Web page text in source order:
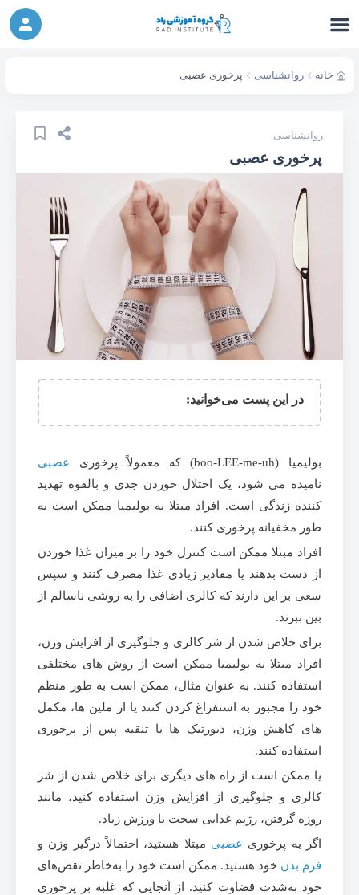
شرکت در ورکشاپ آنلاین
خانه روانشناسی پرخوری عصبی
روانشناسی
پرخوری عصبی
در این پست می‌خوانید:
بولیمیا (boo-LEE-me-uh) که معمولاً پرخوری
عصبی
نامیده می شود، یک اختلال خوردن جدی و بالقوه تهدید
کننده زندگی است. افراد مبتلا به بولیمیا ممکن است به
طور مخفیانه پرخوری کنند.
افراد مبتلا ممکن است کنترل خود را بر میزان غذا خوردن
از دست بدهند یا مقادیر زیادی غذا مصرف کنند و سپس
سعی بر این دارند که کالری اضافی را به روشی ناسالم از
بین ببرند.
برای خلاص شدن از شر کالری و جلوگیری از افزایش وزن،
افراد مبتلا به بولیمیا ممکن است از روش های مختلفی
استفاده کنند. به عنوان مثال، ممکن است به طور منظم
خود را مجبور به استفراغ کردن کنند یا از ملین ها، مکمل
های کاهش وزن، دیورتیک ها یا تنقیه پس از پرخوری
استفاده کنند.
یا ممکن است از راه های دیگری برای خلاص شدن از شر
کالری و جلوگیری از افزایش وزن استفاده کنید، مانند
روزه گرفتن، رژیم غذایی سخت یا ورزش زیاد.
اگر به پرخوری عصبی مبتلا هستید، احتمالاً درگیر وزن و
فرم بدن خود هستید. ممکن است خود را به‌خاطر نقص‌های
خود به‌شدت قضاوت کنید. از آنجایی که غلبه بر پرخوری